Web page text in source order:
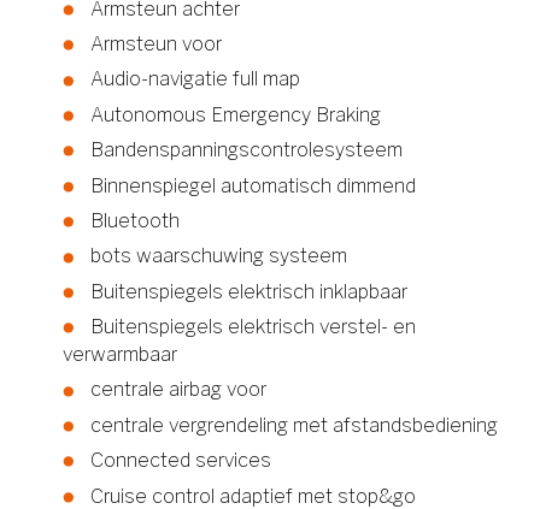
Armsteun achter
Armsteun voor
Audio-navigatie full map
Autonomous Emergency Braking
Bandenspanningscontrolesysteem
Binnenspiegel automatisch dimmend
Bluetooth
bots waarschuwing systeem
Buitenspiegels elektrisch inklapbaar
Buitenspiegels elektrisch verstel- en
verwarmbaar
centrale airbag voor
centrale vergrendeling met afstandsbediening
Connected services
Cruise control adaptief met stop&go